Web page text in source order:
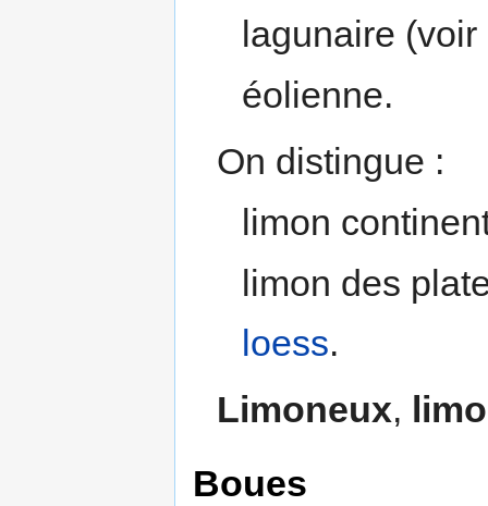
lagunaire (voir
éolienne.
On distingue :
limon
limon des
loess.
Limoneux,
Boues